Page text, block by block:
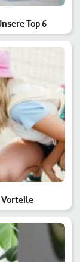
Top 6
Vorteile